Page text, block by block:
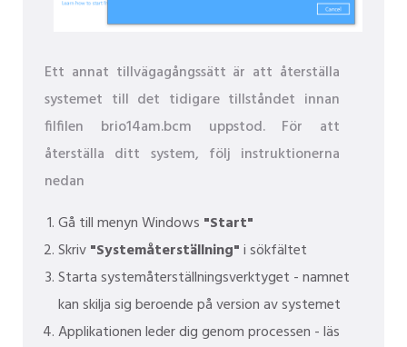
Ett annat tillvägagångssätt är att återställa
systemet till det tidigare tillståndet innan
filfilen brio14am.bcm uppstod. För att
återställa ditt system, följ instruktionerna
nedan
Gå till menyn Windows "Start"
Skriv"Systemåterställning"i sökfältet
Starta systemåterställningsverktyget - namnet
kan skilja sig beroende på version av systemet
Applikationen leder dig genom processen - läs